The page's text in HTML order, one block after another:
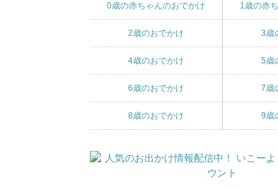
0歳の赤ちゃんのおでかけ 1歳の赤
2歳のおでかけ 3歳
4歳のおでかけ 5歳
6歳のおでかけ 7歳
8歳のおでかけ 9歳